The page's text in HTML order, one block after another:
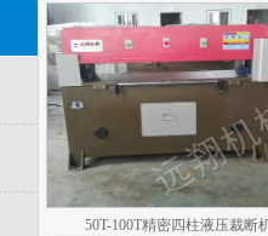
50T-100T精密四柱液压裁断